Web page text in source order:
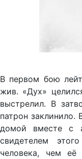
В первом бою
жив. «Дух»
выстрелил. В
патрон
домой вместе с
свидетелем
человека, чем